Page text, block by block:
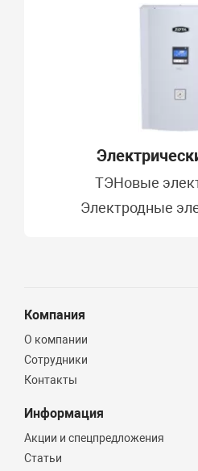
ТЭНовые
Электродные
Компания
О компании
Сотрудники
Контакты
Информация
Акции и спецпредложения
Статьи